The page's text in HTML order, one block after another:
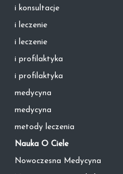
i konsultacje
i leczenie
i leczenie
i profilaktyka
i profilaktyka
medycyna
medycyna
metody leczenia
Nauka O Ciele
Nowoczesna Medycyna